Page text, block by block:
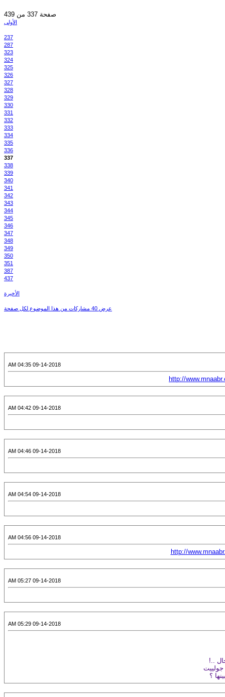
صفحة 337 من 439
الأولى
237
287
323
324
325
326
327
328
329
330
331
332
333
334
335
336
337
338
339
340
341
342
343
344
345
346
347
348
349
350
351
387
437
الأخيرة
عرض 40 مشاركات من هذا الموضوع لكل صفحة
09-14-2018 04:35 AM
http://
09-14-2018 04:42 AM
09-14-2018 04:46 AM
09-14-2018 04:54 AM
09-14-2018 04:56 AM
http://
09-14-2018 05:27 AM
09-14-2018 05:29 AM
..!
؟